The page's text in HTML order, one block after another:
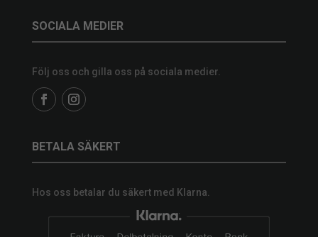
SOCIALA MEDIER
Följ oss och gilla oss på sociala medier.
BETALA SÄKERT
Hos oss betalar du säkert med Klarna.